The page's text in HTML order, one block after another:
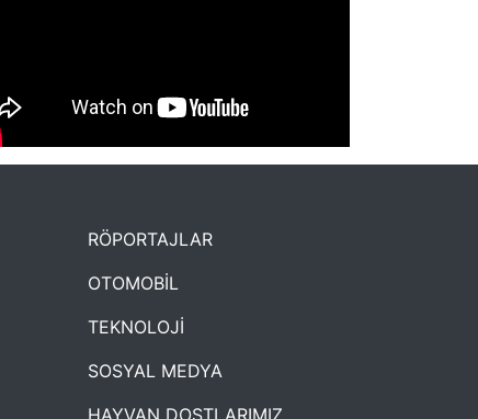
2. Yaş Kutlama Etkinliği
RÖPORTAJLAR
OTOMOBİL
TEKNOLOJİ
SOSYAL MEDYA
HAYVAN DOSTLARIMIZ